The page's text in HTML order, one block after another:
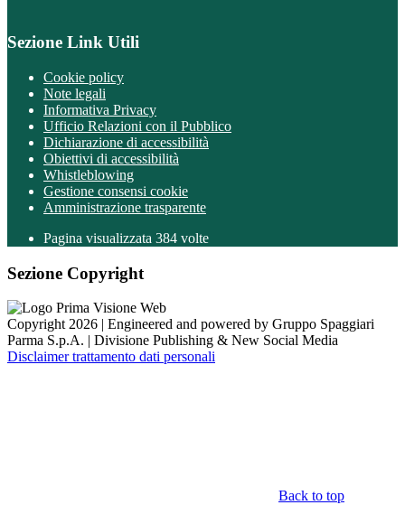
Sezione Link Utili
Cookie policy
Note legali
Informativa Privacy
Ufficio Relazioni con il Pubblico
Dichiarazione di accessibilità
Obiettivi di accessibilità
Whistleblowing
Gestione consensi cookie
Amministrazione trasparente
Pagina visualizzata 384 volte
Sezione Copyright
Copyright 2026 | Engineered and powered by Gruppo Spaggiari
Parma S.p.A. | Divisione Publishing & New Social Media
Disclaimer trattamento dati personali
Back to top